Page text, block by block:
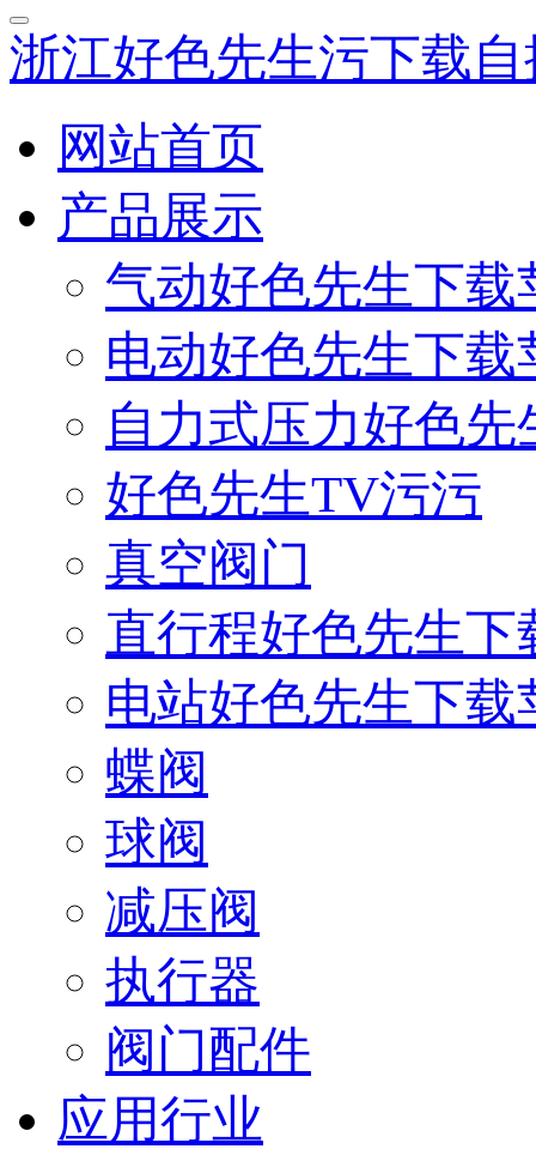
浙江好色先生污下载
网站首页
产品展示
气动好色先生下
电动好色先生下
自力式压力好色
好色先生TV污污
真空阀门
直行程好色先生
电站好色先生下
蝶阀
球阀
减压阀
执行器
阀门配件
应用行业